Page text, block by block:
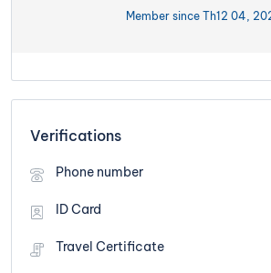
Member since Th12 04,
Verifications
Phone number
ID Card
Travel Certificate